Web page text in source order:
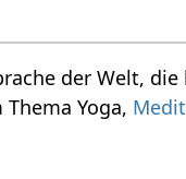
der Welt,
Yoga,